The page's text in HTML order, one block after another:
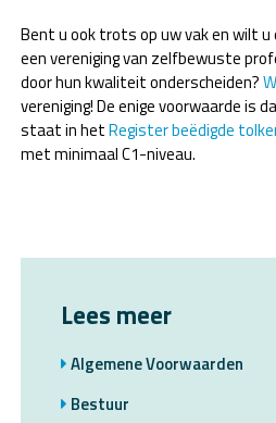
Bent u ook trots op uw vak en wilt u
een vereniging van zelfbewuste
door hun kwaliteit onderscheiden?
vereniging! De enige voorwaarde is
staat in hetRegister beëdigde
met minimaal C1-niveau.
Lees meer
Algemene Voorwaarden
Bestuur